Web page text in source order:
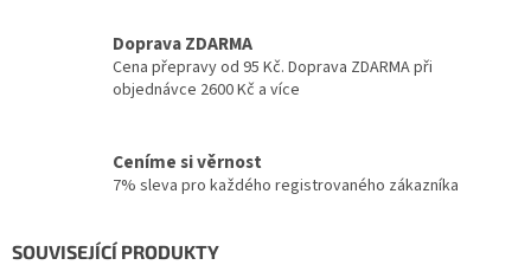
Doprava ZDARMA
Cena přepravy od 95 Kč. Doprava ZDARMA při
objednávce 2600 Kč a více
Ceníme si věrnost
7% sleva pro každého registrovaného zákazníka
SOUVISEJÍCÍ PRODUKTY